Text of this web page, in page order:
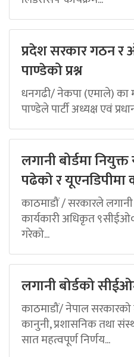
प्रदेश सरकार गठन र
पाण्डेको प्रश्न
धनगढी/ नेकपा (एमाले) का
पाण्डेले पार्टी अध्यक्ष एवं
लगानी बोर्डमा
पढेको र
काठमाडौं / सरकारले
कार्यकारी अधिकृत ९सीईओ०
गरेको...
लगानी बोर्डको
काठमाडौं/ नेपाल सरकारको
कानुनी, प्रशासनिक तथा
सात महत्वपूर्ण निर्णय...